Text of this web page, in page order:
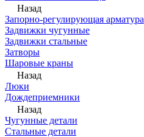
Назад
Запорно-регулирующая арматура
Задвижки чугунные
Задвижки стальные
Затворы
Шаровые краны
Назад
Люки
Дождеприемники
Назад
Чугунные детали
Стальные детали